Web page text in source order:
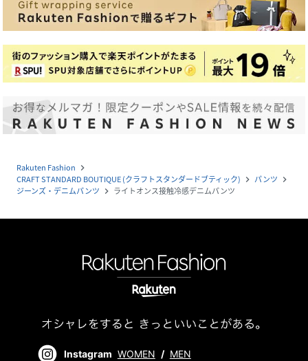
Rakuten Fashion navigate_next
CRAFT STANDARD BOUTIQUE (クラフトスタンダードブティック) navigate_next パンツ navigate_next
ジーンズ・デニムパンツ navigate_next ライトオンス接触冷感デニムパンツ
Instagram WOMEN / MEN